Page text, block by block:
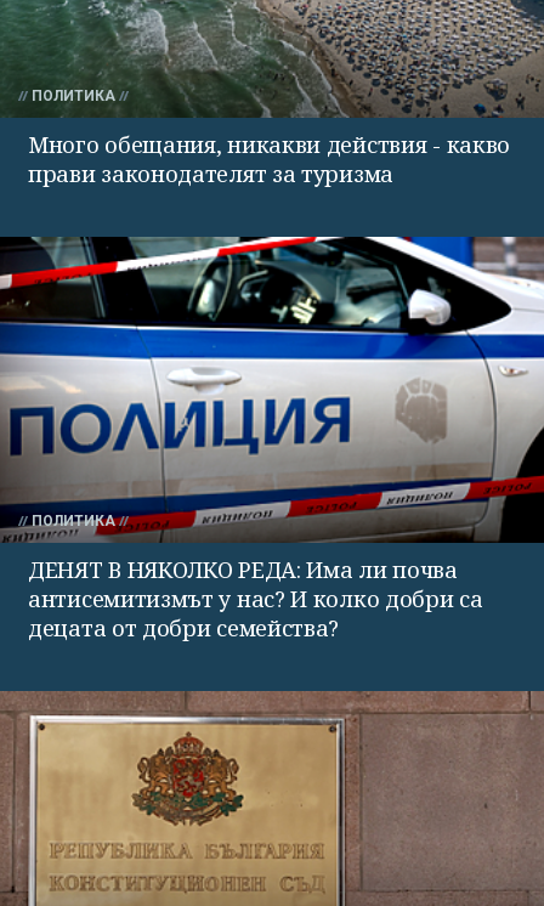
ПОЛИТИКА
Много обещания, никакви действия - какво
прави законодателят за туризма
ПОЛИТИКА
ДЕНЯТ В НЯКОЛКО РЕДА: Има ли почва
антисемитизмът у нас? И колко добри са
децата от добри семейства?